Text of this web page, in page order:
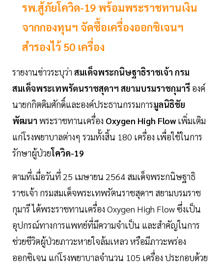
รพ.สู้ภัยโควิด-19 พร้อมพระราชทานเงิน
จากกองทุนฯ จัดซื้อเครื่องออกซิเจนฯ
สำรองไว้ 50 เครื่อง
รายงานข่าวระบุว่า สมเด็จพระกนิษฐาธิราชเจ้า กรม
สมเด็จพระเทพรัตนราชสุดาฯ สยามบรมราชกุมารี องค์
นายกกิตติมศักดิ์และองค์ประธานกรรมการมูลนิธิชัย
พัฒนา พระราชทานเครื่อง Oxygen High Flowเพิ่มเติม
แก่โรงพยาบาลต่างๆ รวมทั้งสิ้น 180 เครื่อง เพื่อใช้ในการ
รักษาผู้ป่วยโควิด-19
ตามที่เมื่อวันที่ 25 เมษายน 2564 สมเด็จพระกนิษฐาธิ
ราชเจ้า กรมสมเด็จพระเทพรัตนราชสุดาฯ สยามบรมราช
กุมารี ได้พระราชทานเครื่อง Oxygen High Flow ซึ่งเป็น
อุปกรณ์ทางการแพทย์ที่มีความจำเป็น และสำคัญในการ
ช่วยชีวิตผู้ป่วยภาวะหายใจล้มเหลว หรือมีภาวะพร่อง
ออกซิเจน แก่โรงพยาบาลจำนวน 105 เครื่อง ประกอบด้วย